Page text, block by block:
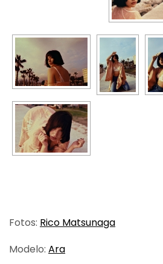
Fotos: Rico Matsunaga
Modelo: Ara